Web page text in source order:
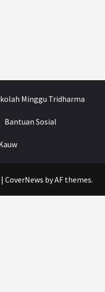
Minggu Tridharma
Bantuan Sosial
| CoverNews by AF themes.